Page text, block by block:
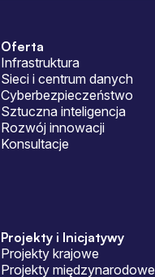
Oferta
Infrastruktura
Sieci i centrum danych
Cyberbezpieczeństwo
Sztuczna inteligencja
Rozwój innowacji
Konsultacje
Projekty i Inicjatywy
Projekty krajowe
Projekty międzynarodowe